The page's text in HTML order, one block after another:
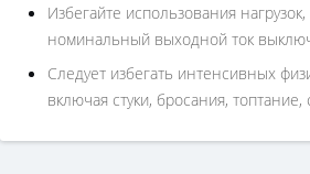
Избегайте использования
номинальный выходной ток
Следует избегать интенсивных
включая стуки, бросания,